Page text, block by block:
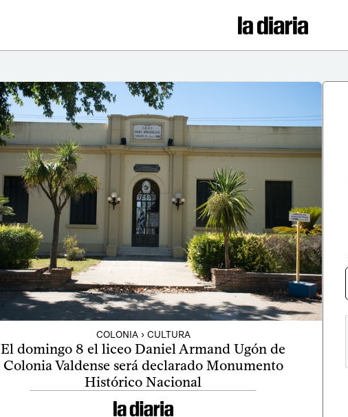
COLONIA › CULTURA
El domingo 8 el liceo Daniel Armand Ugón de
Colonia Valdense será declarado Monumento
Histórico Nacional